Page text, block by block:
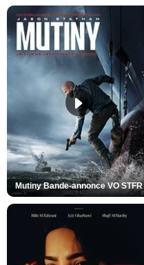
Mutiny Bande-annonce VO STFR